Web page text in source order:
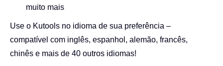
muito mais
Use o Kutools no idioma de sua preferência –
compatível com inglês, espanhol, alemão, francês,
chinês e mais de 40 outros idiomas!